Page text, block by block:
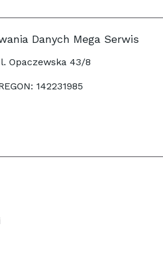
Danych Mega Serwis
Opaczewska 43/8
142231985